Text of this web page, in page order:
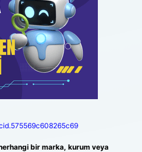
bir marka, kurum veya